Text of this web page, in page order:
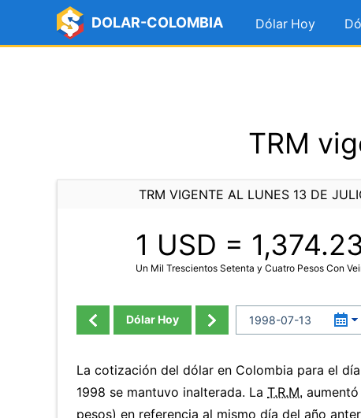
DOLAR-COLOMBIA Dólar Hoy
TRM
TRM VIGENTE AL LUNES 13 DE
1 USD =
Un Mil Trescientos Setenta y Cuatro Pesos Con
Dólar Hoy
La cotización del dólar en Colombia para el
1998 se mantuvo inalterada. La T.R.M. aumentó
pesos) en referencia al mismo día del año